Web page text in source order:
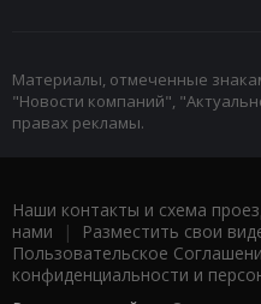
Материалы, отмеченные
"Новости компаний",
правах рекламы.
Наши контакты и схема
нами | Разместить свои
Пользовательское
конфиденциальности и